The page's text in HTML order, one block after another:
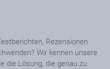
Rezensionen
Wir kennen unsere
die Lösung, die genau zu